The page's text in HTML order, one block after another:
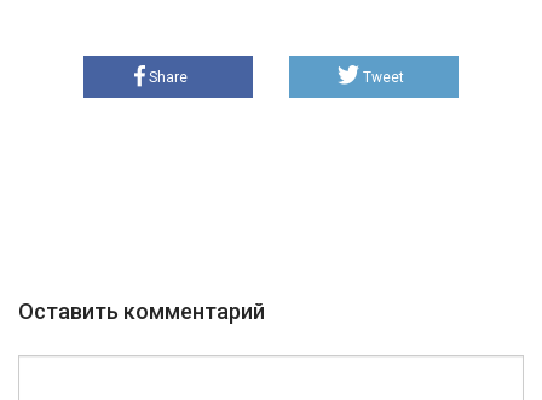
Share Tweet
Оставить комментарий